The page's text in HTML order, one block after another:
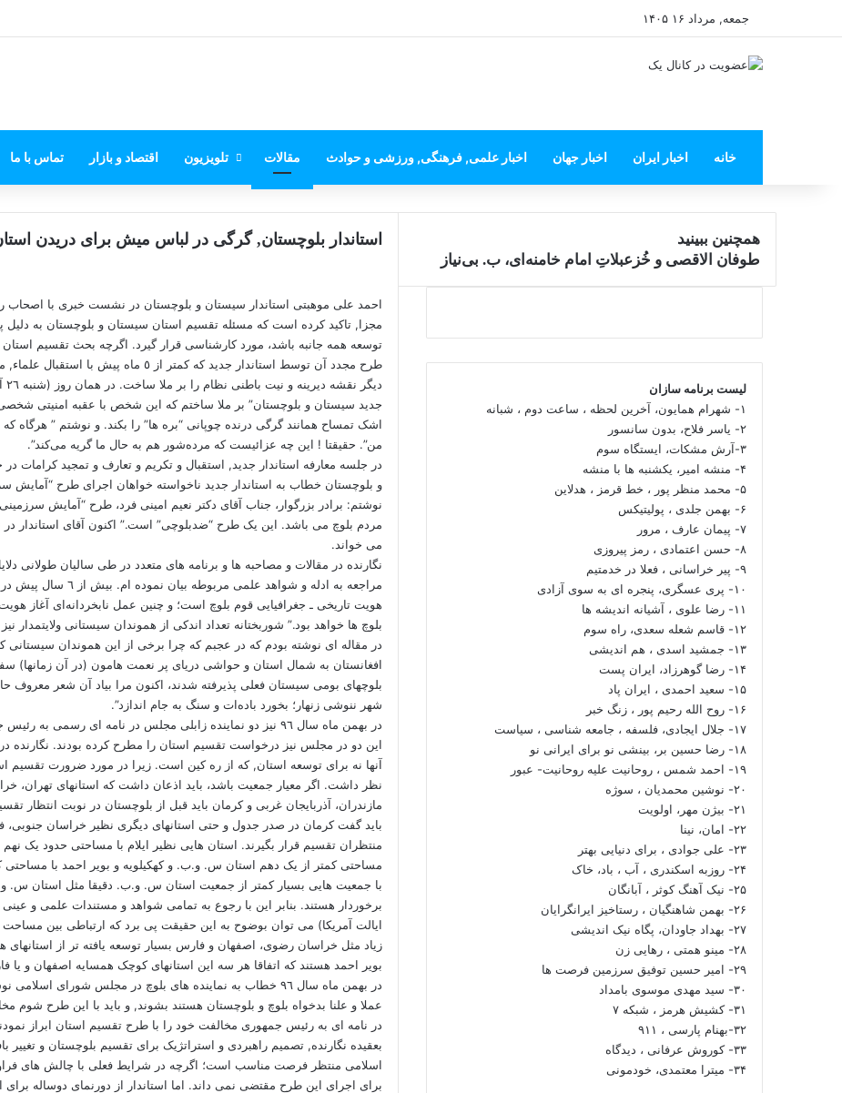
جمعه, مرداد ۱۶ ۱۴۰۵
خانه اخبار ایران اخبار جهان اخبار علمی, فرهنگی, ورزشی و حوادث مقالات تلویزیون اقتصاد و بازار تماس با ما
استاندار بلوچستان, گرگی در لباس میش برای دریدن
احمد علی موهبتی استاندار سیستان و بلوچستان در نشست خبری با اصحاب
مجزا, تاکید کرده است که مسئله تقسیم استان سیستان و بلوچستان به دلیل
توسعه همه جانبه باشد، مورد کارشناسی قرار گیرد. اگرچه بحث تقسیم
طرح مجدد آن توسط استاندار جدید که کمتر
دیگر نقشه دیرینه و نیت باطنی نظام را بر ملا ساخت. در همان روز (شنبه ٢٦ آبان ١٣٩٧) در مقاله ای تحت عنوان “
جدید سیستان و بلوچستان” بر ملا ساختم که این شخص با عقبه امنیتی
اشک تمساح همانند گرگی درنده چوپانی “بره ها” را بکند. و نوشتم ” هرگاه که
من”. حقیقتا ! این چه عزائیست که مرده‌شور هم به حال ما گریه می‌کند”.
در جلسه معارفه استاندار جدید, استقبال و تکریم و تعارف و تمجید کرامات
و بلوچستان خطاب به استاندار جدید ناخواسته خواهان اجرای طرح “آمایش
نوشتم: برادر بزرگوار، جناب آقای دکتر نعیم امینی فرد، طرح “آمایش
مردم بلوچ می باشد. این یک طرح “ضدبلوچی” است.” اکنون آقای استاندار در
می خواند.
نگارنده در مقالات و مصاحبه ها و برنامه های متعدد در طی سالیان طولانی
مراجعه به ادله و شواهد علمی مربوطه بیان نموده ام. بیش از ٦ سال پیش در
هویت تاریخی ـ جغرافیایی قوم بلوچ است؛ و چنین عمل نابخردانه‌ای آغاز
بلوچ ها خواهد بود.” شوربختانه تعداد اندکی از هموندان سیستانی ولایتمدار نیز
در مقاله ای نوشته بودم که در عجبم که چرا برخی از این هموندان سیستانی که
افغانستان به شمال استان و حواشی دریای پر نعمت هامون (در آن زمانها)
بلوچهای بومی سیستان فعلی پذیرفته شدند، اکنون مرا بیاد آن شعر معروف
شهر ننوشی زنهار؛ بخورد باده‌ات و سنگ به جام اندازد”.
در بهمن ماه سال ٩٦ نیز دو نماینده زابلی مجلس در
نامه ای رسمی به رئیس
این دو در مجلس نیز درخواست تقسیم استان را مطرح کرده بودند. نگارنده در
آنها نه برای توسعه استان, که از ره کین است. زیرا در مورد ضرورت
نظر داشت. اگر معیار جمعیت باشد، باید اذعان داشت که استانهای تهران،
مازندران، آذربایجان غربی و کرمان باید قبل از بلوچستان در نوبت
باید گفت کرمان در صدر جدول و حتی استانهای دیگری نظیر خراسان
منتظران تقسیم قرار بگیرند. استان هایی نظیر ایلام با مساحتی حدود یک
مساحتی کمتر از یک دهم استان س. و.ب. و کهکیلویه و بویر احمد با
با جمعیت هایی بسیار کمتر از جمعیت استان س. و.ب. دقیقا مثل استان س.
برخوردار هستند. بنابر این با رجوع به تمامی شواهد و مستندات علمی و
ایالت آمریکا) می توان بوضوح به این حقیقت پی برد که ارتباطی بین
زیاد مثل خراسان رضوی، اصفهان و فارس بسیار توسعه یافته تر از استانهای
بویر احمد هستند که اتفاقا هر سه این استانهای کوچک همسایه اصفهان و یا
در بهمن ماه سال ٩٦ خطاب به نماینده های بلوچ در مجلس
عملا و علنا بدخواه بلوچ و بلوچستان هستند بشوند, و باید با این طرح شوم
در نامه ای به رئیس جمهوری مخالفت خود را با طرح تقسیم استان ابراز
بعقیده نگارنده, تصمیم راهبردی و استراتژیک برای تقسیم بلوچستان و
اسلامی منتظر فرصت مناسب است؛ اگرچه در شرایط فعلی با چالش های
برای اجرای این طرح مقتضی نمی داند. اما استاندار از دورنمای دوساله
همچنین ببینید
بستن
طوفان الاقصی و خُزعبلاتِ امام خامنه‌ای، ب. بی‌نیاز
لیست برنامه سازان
۱- شهرام همایون، آخرین لحظه ، ساعت دوم ، شبانه
۲- یاسر فلاح، بدون سانسور
۳-آرش مشکات، ایستگاه سوم
۴- منشه امیر، یکشنبه ها با منشه
۵- محمد منظر پور ، خط قرمز ، هدلاین
۶- بهمن جلدی ، پولیتیکس
۷- پیمان عارف ، مرور
۸- حسن اعتمادی ، رمز پیروزی
۹- پیر خراسانی ، فعلا در خدمتیم
۱۰- پری عسگری، پنجره ای به سوی آزادی
۱۱- رضا علوی ، آشیانه اندیشه ها
۱۲- قاسم شعله سعدی، راه سوم
۱۳- جمشید اسدی ، هم اندیشی
۱۴- رضا گوهرزاد، ایران پست
۱۵- سعید احمدی ، ایران پاد
۱۶- روح الله رحیم پور ، زنگ خبر
۱۷- جلال ایجادی، فلسفه ، جامعه شناسی ، سیاست
۱۸- رضا حسین بر، بینشی نو برای ایرانی نو
۱۹- احمد شمس ، روحانیت علیه روحانیت- عبور
۲۰- نوشین محمدیان ، سوژه
۲۱- بیژن مهر، اولویت
۲۲- امان، نینا
۲۳- علی جوادی ، برای دنیایی بهتر
۲۴- روزبه اسکندری ، آب ، باد، خاک
۲۵- نیک آهنگ کوثر ، آبانگان
۲۶- بهمن شاهنگیان ، رستاخیز ایرانگرایان
۲۷- بهداد جاودان، پگاه نیک اندیشی
۲۸- مینو همتی ، رهایی زن
۲۹- امیر حسین توفیق سرزمین فرصت ها
۳۰- سید مهدی موسوی بامداد
۳۱- کشیش هرمز ، شبکه ۷
۳۲-بهنام پارسی ، ۹۱۱
۳۳- کوروش عرفانی ، دیدگاه
۳۴- میترا معتمدی، خودمونی